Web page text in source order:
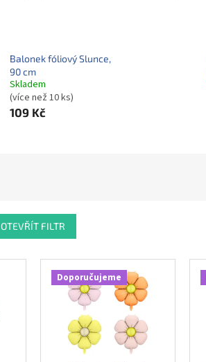
Balonek fóliový Slunce,
90 cm
Skladem
(více než 10 ks)
109 Kč
OTEVŘÍT FILTR
Doporučujeme